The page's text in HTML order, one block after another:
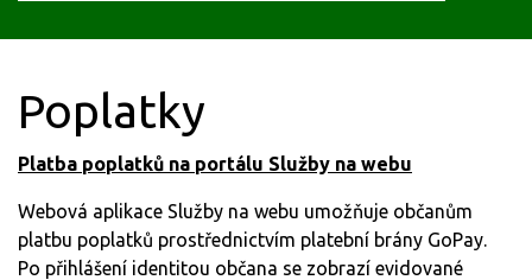
Poplatky
Platba poplatků na portálu Služby na webu
Webová aplikace Služby na webu umožňuje občanům
platbu poplatků prostřednictvím platební brány GoPay.
Po přihlášení identitou občana se zobrazí evidované